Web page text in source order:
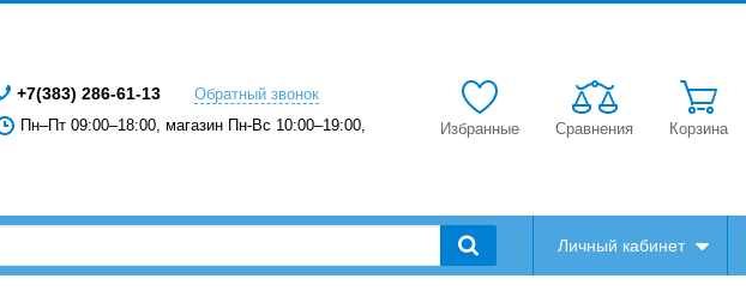
+7(383) 286-61-13
Обратный звонок
Пн–Пт 09:00–18:00, магазин Пн-Вс 10:00–19:00,
Избранные Сравнения Корзина
Личный кабинет